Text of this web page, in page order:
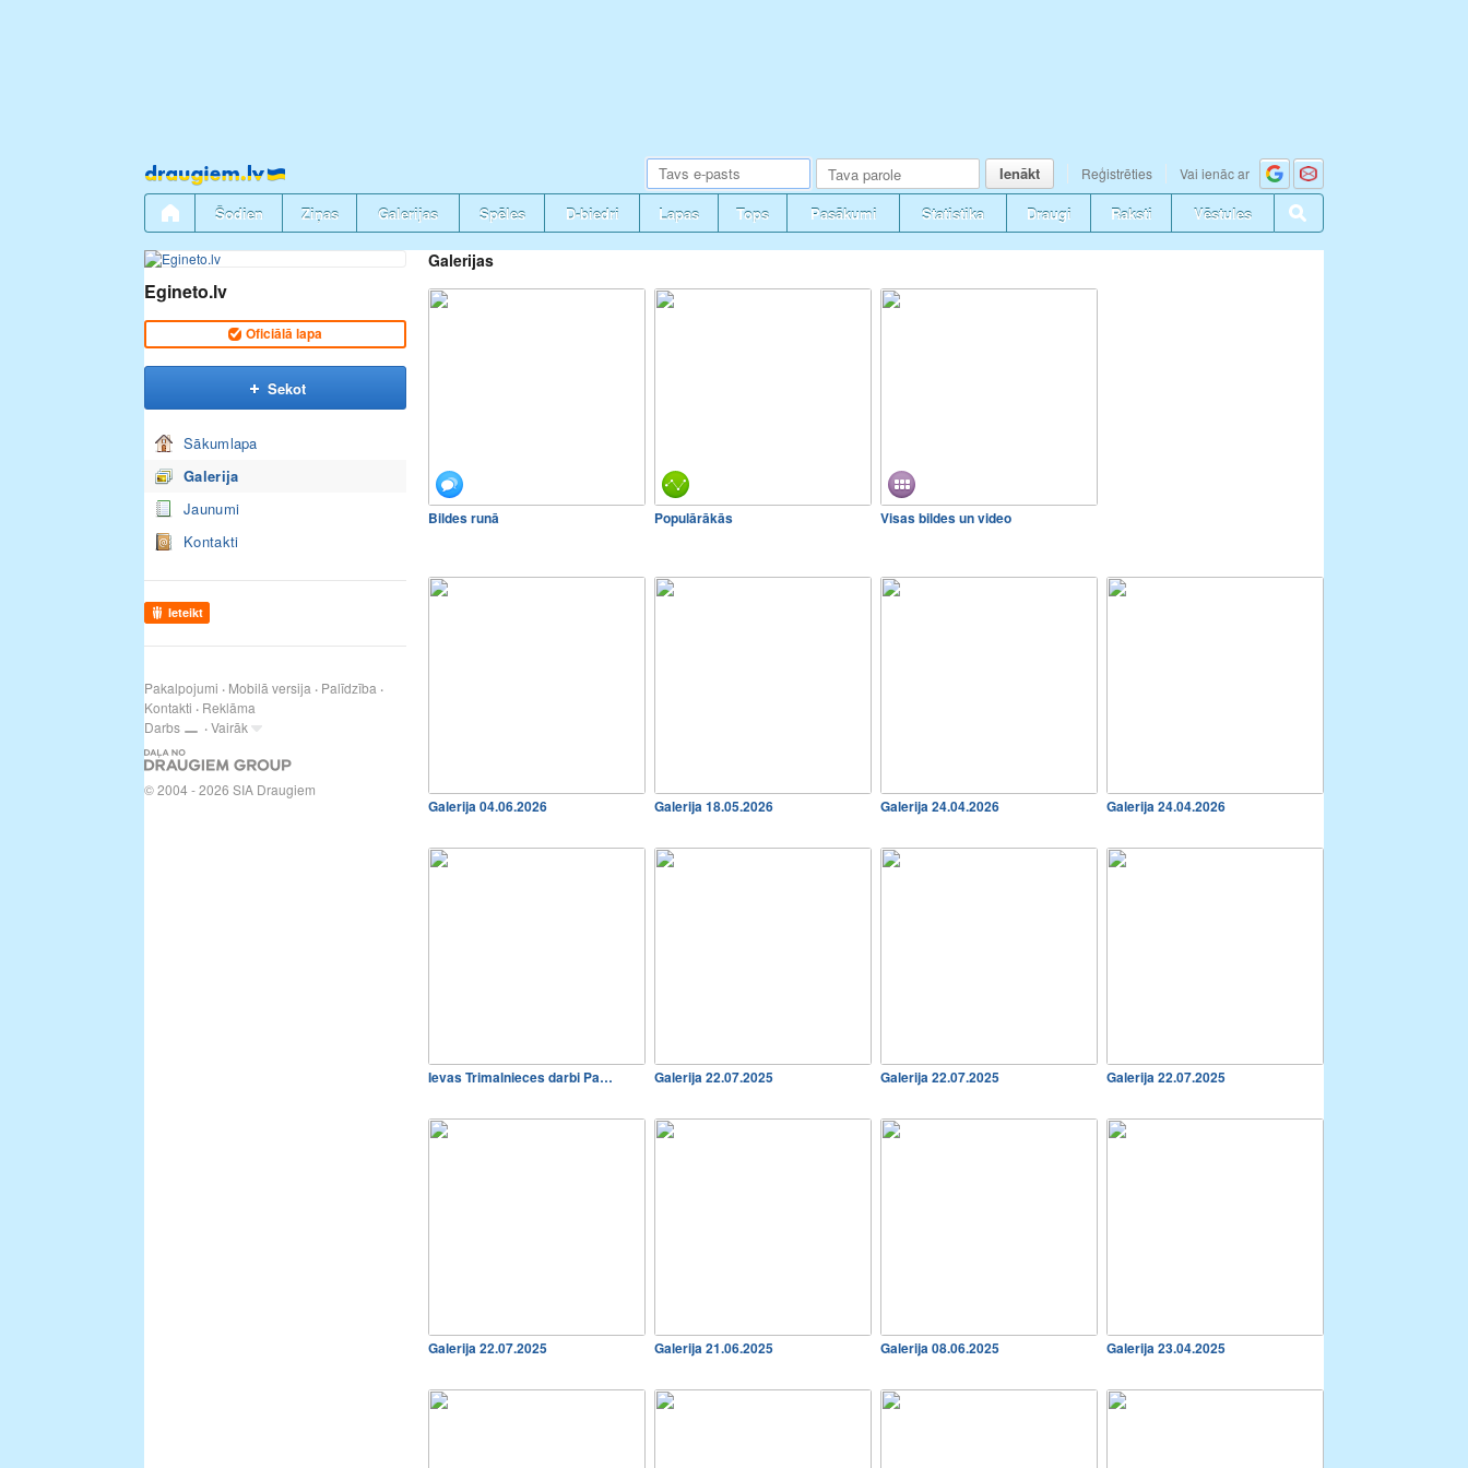
Pāriet
uz
saturu
Ienākt Reģistrēties Vai ienāc ar
Šodien Ziņas Galerijas Spēles D-biedri Lapas Tops Pasākumi Statistika Draugi Raksti Vēstules
Egineto.lv
Oficiālā lapa
Sekot
Sākumlapa
Galerija
Jaunumi
Kontakti
Ieteikt
Pakalpojumi Mobilā versija
Palīdzība
Kontakti
Reklāma
Darbs
Vairāk
© 2004 - 2026 SIA Draugiem
Galerijas
Bildes runā Populārākās Visas bildes un video
Galerija 04.06.2026 Galerija 18.05.2026 Galerija 24.04.2026 Galerija 24.04.2026
Ievas Trimalnieces darbi Pa… Galerija 22.07.2025 Galerija 22.07.2025 Galerija 22.07.2025
Galerija 22.07.2025 Galerija 21.06.2025 Galerija 08.06.2025 Galerija 23.04.2025